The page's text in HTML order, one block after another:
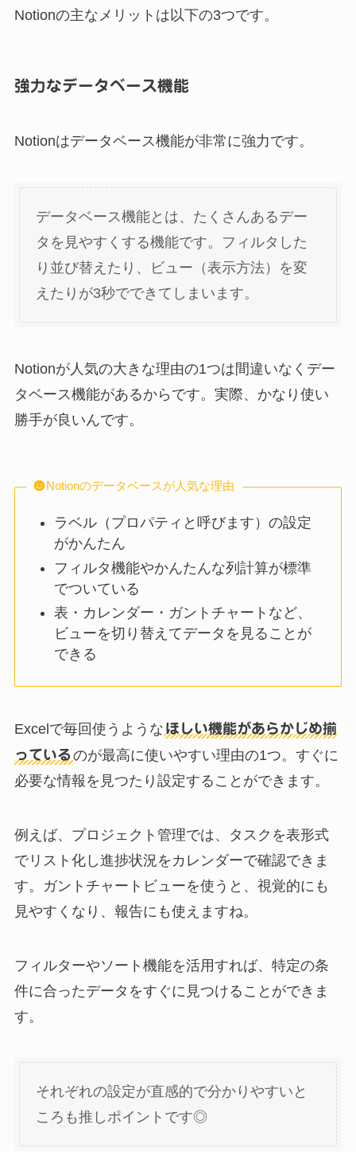
Notionの主なメリットは以下の3つです。
強力なデータベース機能
Notionはデータベース機能が非常に強力です。
データベース機能とは、たくさんあるデー
タを見やすくする機能です。フィルタした
り並び替えたり、ビュー（表示方法）を変
えたりが3秒でできてしまいます。
Notionが人気の大きな理由の1つは間違いなくデー
タベース機能があるからです。実際、かなり使い
勝手が良いんです。
Notionのデータベースが人気な理由
ラベル（プロパティと呼びます）の設定
がかんたん
フィルタ機能やかんたんな列計算が標準
でついている
表・カレンダー・ガントチャートなど、
ビューを切り替えてデータを見ることが
できる
Excelで毎回使うような ほしい機能があらかじめ揃
っているのが最高に使いやすい理由の1つ。すぐに
必要な情報を見つたり設定することができます。
例えば、プロジェクト管理では、タスクを表形式
でリスト化し進捗状況をカレンダーで確認できま
す。ガントチャートビューを使うと、視覚的にも
見やすくなり、報告にも使えますね。
フィルターやソート機能を活用すれば、特定の条
件に合ったデータをすぐに見つけることができま
す。
それぞれの設定が直感的で分かりやすいと
ころも推しポイントです◎